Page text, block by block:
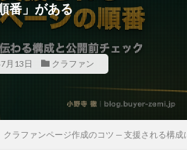
番」がある
月13日 クラファン
クラファンページ作成のコツ — 支援される構成